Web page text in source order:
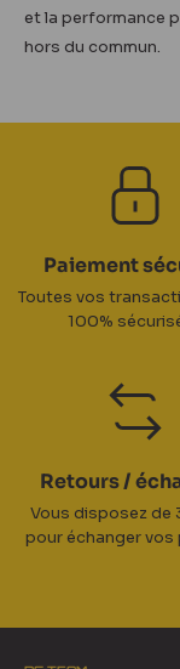
et la performance
hors du commun.
Paiement
Toutes vos
100%
Retours /
Vous disposez de
pour échanger